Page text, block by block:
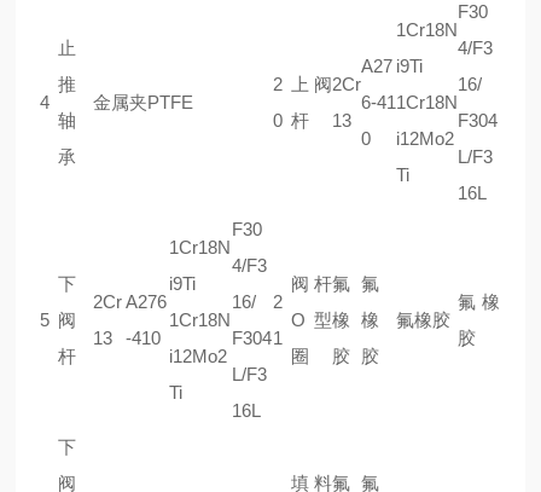
4
止
推
轴
承
金属夹PTFE
2
0
上阀
杆
2Cr
13
A27
6-41
0
1Cr18N
i9Ti
1Cr18N
i12Mo2
Ti
F30
4/F3
16/
F304
L/F3
16L
5
下
阀
杆
2Cr
13
A276
-410
1Cr18N
i9Ti
1Cr18N
i12Mo2
Ti
F30
4/F3
16/
F304
L/F3
16L
2
1
阀杆
O型
圈
氟
橡
胶
氟
橡
胶
氟橡胶
氟橡
胶
下
阀
填料氟 氟